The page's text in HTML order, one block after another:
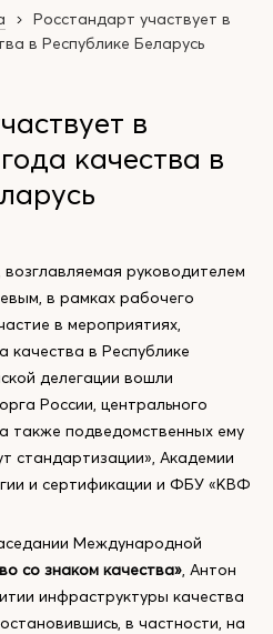
Росстандарт участвует в
в Республике Беларусь
в
качества в
руководителем
в рамках рабочего
в мероприятиях,
в Республике
делегации вошли
России, центрального
также подведомственных ему
стандартизации», Академии
и сертификации и ФБУ «КВФ
Международной
со знаком качества», Антон
инфраструктуры качества
в частности, на